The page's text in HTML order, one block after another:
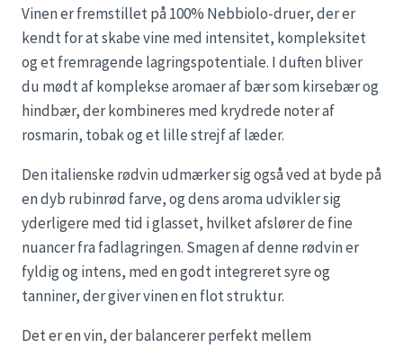
Vinen er fremstillet på 100% Nebbiolo-druer, der er
kendt for at skabe vine med intensitet, kompleksitet
og et fremragende lagringspotentiale. I duften bliver
du mødt af komplekse aromaer af bær som kirsebær og
hindbær, der kombineres med krydrede noter af
rosmarin, tobak og et lille strejf af læder.
Den italienske rødvin udmærker sig også ved at byde på
en dyb rubinrød farve, og dens aroma udvikler sig
yderligere med tid i glasset, hvilket afslører de fine
nuancer fra fadlagringen. Smagen af denne rødvin er
fyldig og intens, med en godt integreret syre og
tanniner, der giver vinen en flot struktur.
Det er en vin, der balancerer perfekt mellem